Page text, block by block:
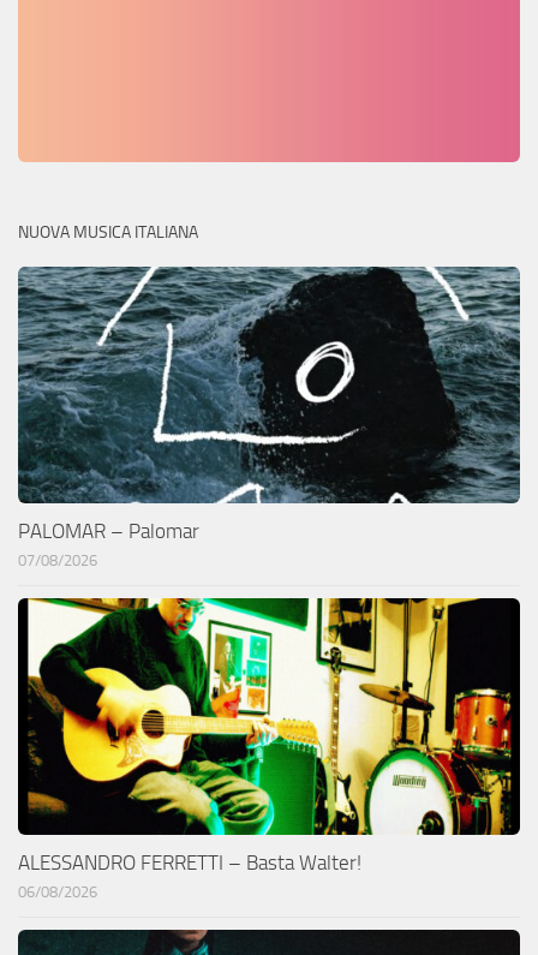
NUOVA MUSICA ITALIANA
PALOMAR – Palomar
07/08/2026
ALESSANDRO FERRETTI – Basta Walter!
06/08/2026